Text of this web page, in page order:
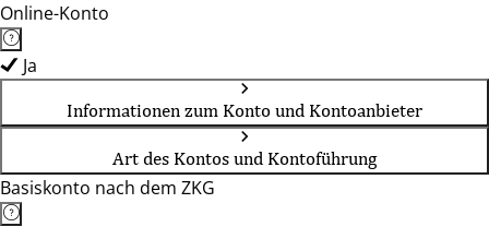
Online-Konto
Ja
Informationen zum Konto und Kontoanbieter
Art des Kontos und Kontoführung
Basiskonto nach dem ZKG